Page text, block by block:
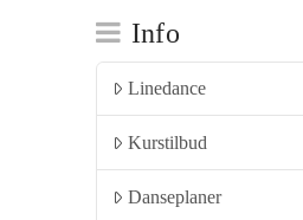
Info
Linedance
Kurstilbud
Danseplaner